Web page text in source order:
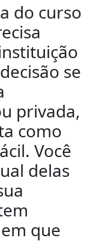
do curso
se
privada,
como
Você
delas
que